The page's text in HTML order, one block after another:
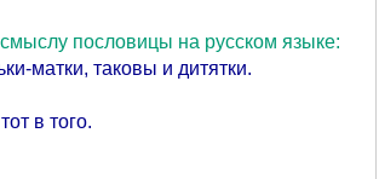
пословицы на русском языке:
матки, таковы и дитятки.
в того.